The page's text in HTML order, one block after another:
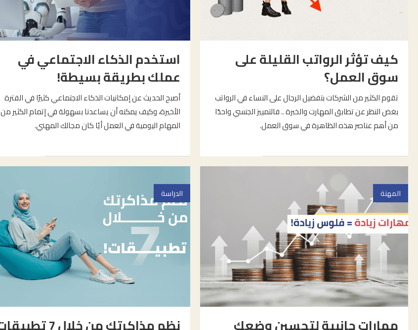
كيف تؤثر الرواتب القليلة على
سوق العمل؟
تقوم الكثير من الشركات بتفضيل الرجال على النساء في الرواتب
بغض النظر عن تطابق المهارت والخبرة .. فالتمييز الجنسي واحدّا
من أهم عناصر هذه الظاهرة في سوق العمل.
استخدم الذكاء الاجتماعي في
عملك بطريقة بسيطة!
أصبح الحديث عن إمكانيات الذكاء الاجتماعي كثيرًا في الفترة
الأخيرة، وكيف يمكنه أن يساعدنا بسهولة في إتمام الكثير من
المهام اليومية في العمل أيًا كان مجالك المهني.
المهنة الدراسة